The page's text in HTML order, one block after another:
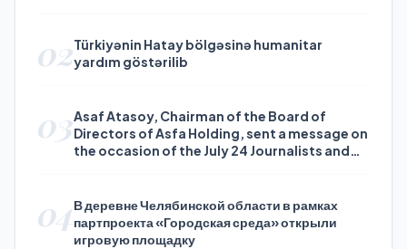
02Türkiyənin Hatay bölgəsinə humanitar
yardım göstərilib
03Asaf Atasoy, Chairman of the Board of
Directors of Asfa Holding, sent a message on
the occasion of the July 24 Journalists and
04В деревне Челябинской области в рамках
партпроекта «Городская среда» открыли
игровую площадку